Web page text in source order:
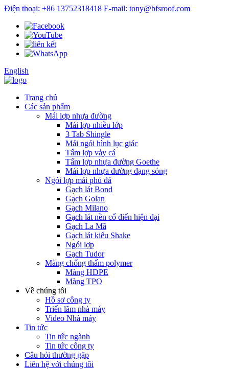
Điện thoại: +86 13752318418 E-mail: tony@bfsroof.com
English
Trang chủ
Các sản phẩm
Mái lợp nhựa đường
Mái lợp nhiều lớp
3 Tab Shingle
Mái ngói hình lục giác
Tấm lợp vảy cá
Tấm lợp nhựa đường Goethe
Mái lợp nhựa đường dạng sóng
Ngói lợp mái phủ đá
Gạch lát Bond
Gạch Golan
Gạch Milano
Gạch lát nền cổ điển hiện đại
Gạch La Mã
Gạch lát kiểu Shake
Ngói lợp
Gạch Tudor
Màng chống thấm polymer
Màng HDPE
Màng TPO
Về chúng tôi
Hồ sơ công ty
Triển lãm nhà máy
Video Nhà máy
Tin tức
Tin tức ngành
Tin tức công ty
Câu hỏi thường gặp
Liên hệ với chúng tôi